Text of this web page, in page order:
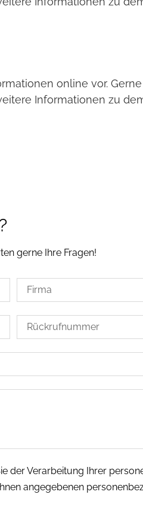
online vor.
Informationen zu
gerne Ihre Fragen!
der Verarbeitung Ihrer
angegebenen